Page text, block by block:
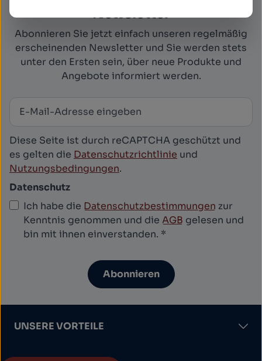
Newsletter
Abonnieren Sie jetzt einfach unseren regelmäßig
erscheinenden Newsletter und Sie werden stets
unter den Ersten sein, über neue Produkte und
Angebote informiert werden.
Newsletter abonnieren
Diese Seite ist durch reCAPTCHA geschützt und
es gelten die Datenschutzrichtlinie und
Nutzungsbedingungen.
Datenschutz
Ich habe die Datenschutzbestimmungen zur
Kenntnis genommen und die AGB gelesen und
bin mit ihnen einverstanden. *
Abonnieren
UNSERE VORTEILE